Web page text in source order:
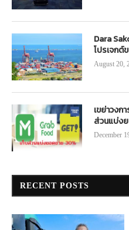
Dara
โปรเจก
August 20,
เขย่าวงก
ส่วนแบ่ง
December
RECENT POSTS